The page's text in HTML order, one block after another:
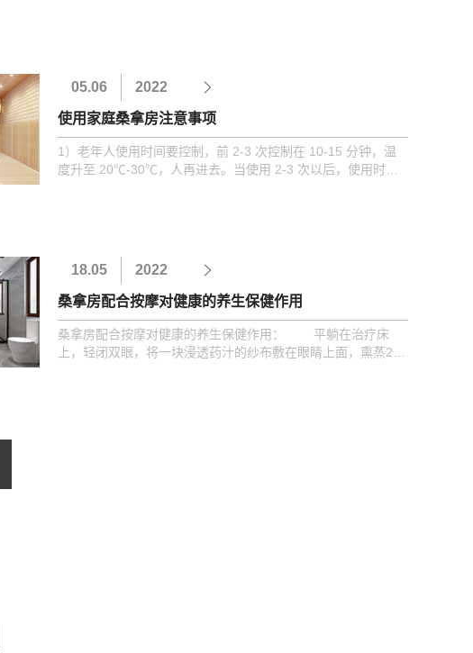
05.06 2022
使用家庭桑拿房注意事项
1）老年人使用时间要控制，前 2-3 次控制在 10-15 分钟，温
度升至 20℃-30℃，人再进去。当使用 2-3 次以后，使用时间
18.05 2022
桑拿房配合按摩对健康的养生保健作用
桑拿房配合按摩对健康的养生保健作用： 平躺在治疗床
上，轻闭双眼，将一块浸透药汁的纱布敷在眼睛上面，熏蒸20